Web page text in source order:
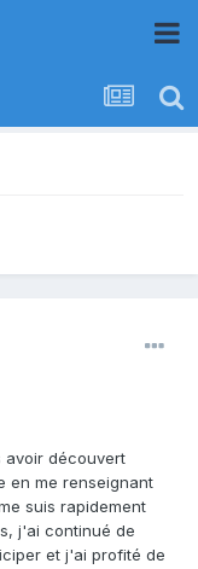
avoir découvert
en me renseignant
suis rapidement
j'ai continué de
et j'ai profité de